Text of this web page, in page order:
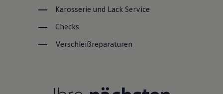
Karosserie und Lack Service
Checks
Verschleißreparaturen